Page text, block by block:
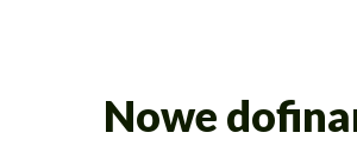
Nowe